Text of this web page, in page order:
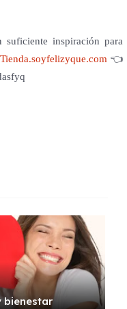
suficiente inspiración para
Tienda.soyfelizyque.com 👈
bienestar